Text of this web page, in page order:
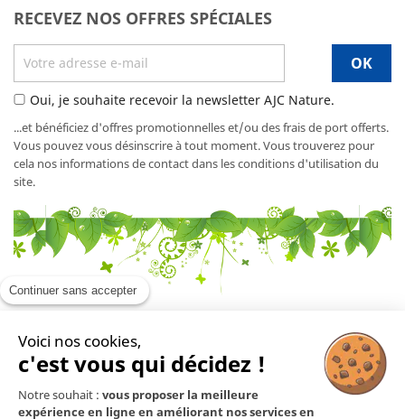
Continuer sans accepter
Voici nos cookies,
c'est vous qui décidez !
Notre souhait : vous proposer la meilleure
expérience en ligne en améliorant nos services en
RECEVEZ NOS OFFRES SPÉCIALES
Oui, je souhaite recevoir la newsletter AJC Nature.
...et bénéficiez d'offres promotionnelles et/ou des frais de port offerts.
Vous pouvez vous désinscrire à tout moment. Vous trouverez pour
cela nos informations de contact dans les conditions d'utilisation du
site.
En savoir plus 
Mentions légales